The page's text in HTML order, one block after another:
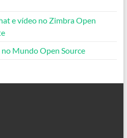
e vídeo no Zimbra Open
Mundo Open Source